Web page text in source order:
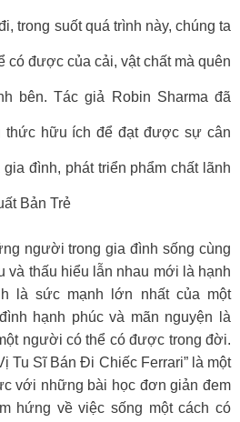
trong suốt quá trình này, chúng ta
có được của cải, vật chất mà quên
bên. Tác giả Robin Sharma đã
thức hữu ích để đạt được sự cân
đình, phát triển phẩm chất lãnh
Bản Trẻ
người trong gia đình sống cùng
và thấu hiểu lẫn nhau mới là hạnh
là sức mạnh lớn nhất của một
hạnh phúc và mãn nguyện là
người có thể có được trong đời.
Tu Sĩ Bán Đi Chiếc Ferrari” là một
với những bài học đơn giản đem
hứng về việc sống một cách có